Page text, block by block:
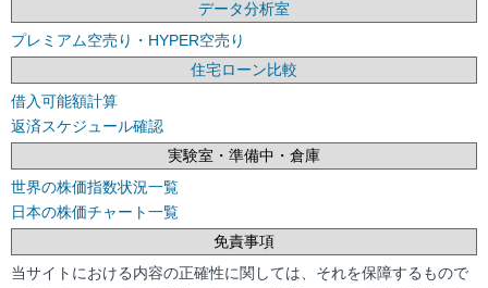
データ分析室
プレミアム空売り・HYPER空売り
住宅ローン比較
借入可能額計算
返済スケジュール確認
実験室・準備中・倉庫
世界の株価指数状況一覧
日本の株価チャート一覧
免責事項
当サイトにおける内容の正確性に関しては、それを保障するもので